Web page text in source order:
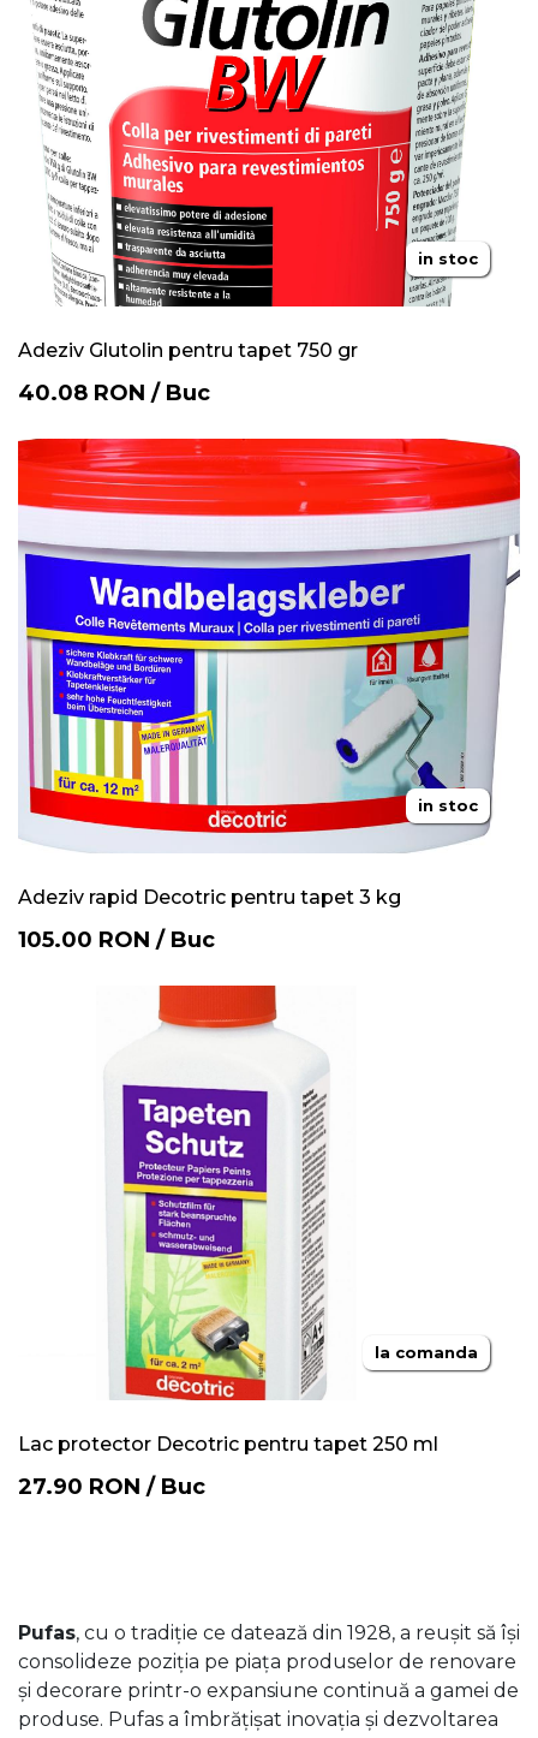
in stoc
Adeziv Glutolin pentru tapet 750 gr
40.08 RON / Buc
in stoc
Adeziv rapid Decotric pentru tapet 3 kg
105.00 RON / Buc
la comanda
Lac protector Decotric pentru tapet 250 ml
27.90 RON / Buc
Pufas, cu o tradiție ce datează din 1928, a reușit să își
consolideze poziția pe piața produselor de renovare
și decorare printr-o expansiune continuă a gamei de
produse. Pufas a îmbrățișat inovația și dezvoltarea